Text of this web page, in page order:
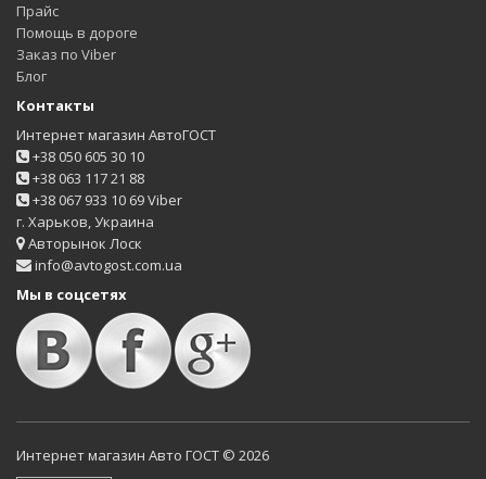
Прайс
Помощь в дороге
Заказ по Viber
Блог
Контакты
Интернет магазин АвтоГОСТ
+38 050 605 30 10
+38 063 117 21 88
+38 067 933 10 69 Viber
г. Харьков, Украина
Авторынок Лоск
info@avtogost.com.ua
Мы в соцсетях
Интернет магазин Авто ГОСТ © 2026